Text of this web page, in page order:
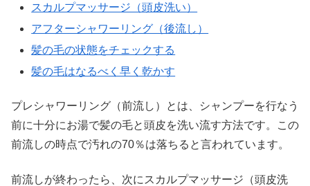
スカルプマッサージ（頭皮洗い）
アフターシャワーリング（後流し）
髪の毛の状態をチェックする
髪の毛はなるべく早く乾かす
プレシャワーリング（前流し）とは、シャンプーを行なう
前に十分にお湯で髪の毛と頭皮を洗い流す方法です。この
前流しの時点で汚れの70％は落ちると言われています。
前流しが終わったら、次にスカルプマッサージ（頭皮洗